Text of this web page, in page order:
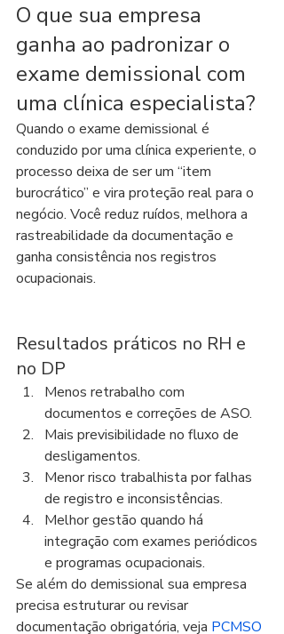
O que sua empresa
ganha ao padronizar o
exame demissional com
uma clínica especialista?
Quando o exame demissional é
conduzido por uma clínica experiente, o
processo deixa de ser um “item
burocrático” e vira proteção real para o
negócio. Você reduz ruídos, melhora a
rastreabilidade da documentação e
ganha consistência nos registros
ocupacionais.
Resultados práticos no RH e
no DP
Menos retrabalho com
documentos e correções de ASO.
Mais previsibilidade no fluxo de
desligamentos.
Menor risco trabalhista por falhas
de registro e inconsistências.
Melhor gestão quando há
integração com exames periódicos
e programas ocupacionais.
Se além do demissional sua empresa
precisa estruturar ou revisar
documentação obrigatória, veja PCMSO